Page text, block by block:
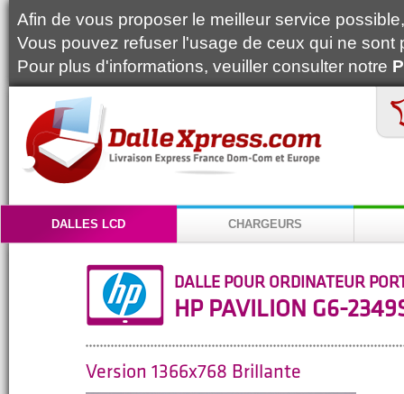
Afin de vous proposer le meilleur service
Vous pouvez refuser l'usage de ceux qui ne
Pour plus d'informations, veuiller consulter notre
DALLES LCD CHARGEURS
DALLE POUR ORDINATEUR
HP PAVILION G6-
Version 1366x768 Brillante